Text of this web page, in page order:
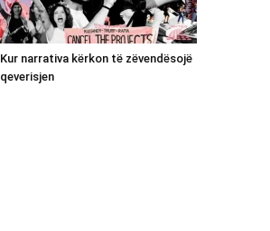
Kur narrativa kërkon të zëvendësojë
qeverisjen